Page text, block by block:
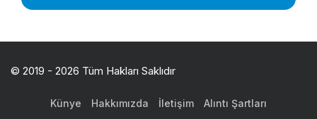
© 2019 - 2026 Tüm Hakları Saklıdır
Künye Hakkımızda İletişim Alıntı Şartları